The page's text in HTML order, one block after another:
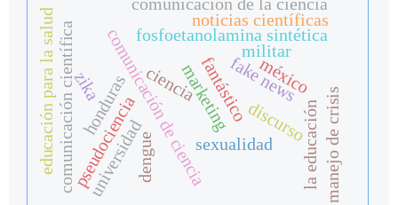
discurso
ciencia
comunicación de ciencia
fosfoetanolamina sintética
fantástico
marketing
la educación
pseudociencia sexualidad
noticias científicas
honduras
comunicación científicauniversidad
fake news
zika
educación para la salud manejo de crisis
méxico
militar
dengue